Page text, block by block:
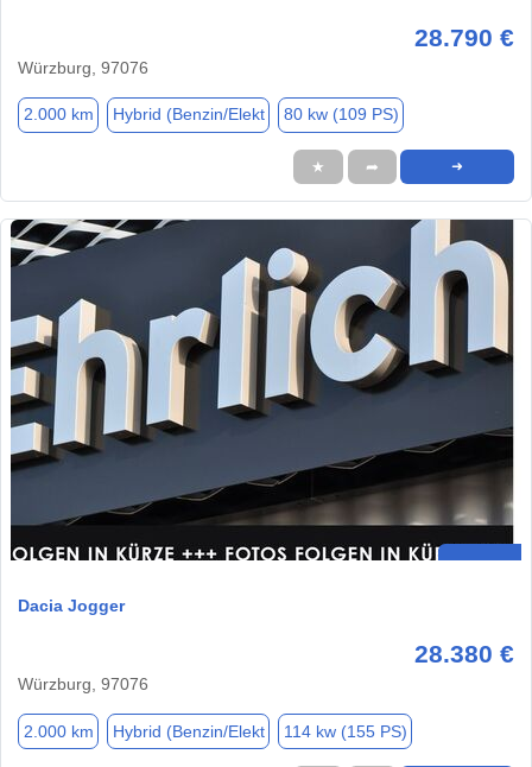
28.790 €
Würzburg, 97076
2.000 km Hybrid (Benzin/Elekt 80 kw (109 PS)
★ ➦ ➜
Dacia Jogger
28.380 €
Würzburg, 97076
2.000 km Hybrid (Benzin/Elekt 114 kw (155 PS)